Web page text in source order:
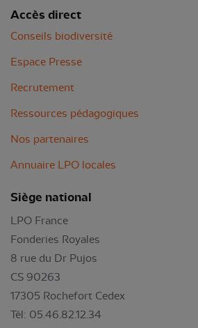
Accès direct
Conseils biodiversité
Espace Presse
Recrutement
Ressources pédagogiques
Nos partenaires
Annuaire LPO locales
Siège national
LPO France
Fonderies Royales
8 rue du Dr Pujos
CS 90263
17305 Rochefort Cedex
Tél: 05.46.82.12.34